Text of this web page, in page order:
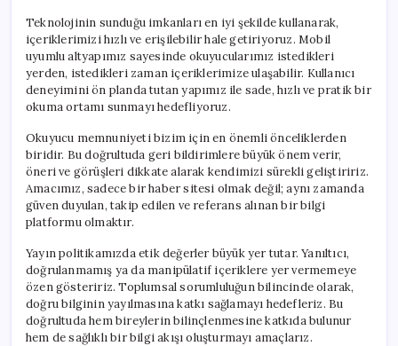
Teknolojinin sunduğu imkanları en iyi şekilde kullanarak,
içeriklerimizi hızlı ve erişilebilir hale getiriyoruz. Mobil
uyumlu altyapımız sayesinde okuyucularımız istedikleri
yerden, istedikleri zaman içeriklerimize ulaşabilir. Kullanıcı
deneyimini ön planda tutan yapımız ile sade, hızlı ve pratik bir
okuma ortamı sunmayı hedefliyoruz.
Okuyucu memnuniyeti bizim için en önemli önceliklerden
biridir. Bu doğrultuda geri bildirimlere büyük önem verir,
öneri ve görüşleri dikkate alarak kendimizi sürekli geliştiririz.
Amacımız, sadece bir haber sitesi olmak değil; aynı zamanda
güven duyulan, takip edilen ve referans alınan bir bilgi
platformu olmaktır.
Yayın politikamızda etik değerler büyük yer tutar. Yanıltıcı,
doğrulanmamış ya da manipülatif içeriklere yer vermemeye
özen gösteririz. Toplumsal sorumluluğun bilincinde olarak,
doğru bilginin yayılmasına katkı sağlamayı hedefleriz. Bu
doğrultuda hem bireylerin bilinçlenmesine katkıda bulunur
hem de sağlıklı bir bilgi akışı oluşturmayı amaçlarız.